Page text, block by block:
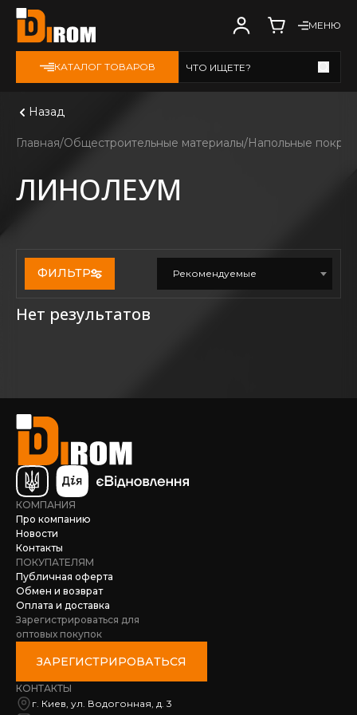
МЕНЮ
КАТАЛОГ ТОВАРОВ ЧТО ИЩЕТЕ?
Назад
Главная Общестроительные материалы Напольные
ЛИНОЛЕУМ
ФИЛЬТР Рекомендуемые
Нет результатов
КОМПАНИЯ
Про компанию
Новости
Контакты
ПОКУПАТЕЛЯМ
Публичная оферта
Обмен и возврат
Оплата и доставка
Зарегистрироваться для
оптовых покупок
ЗАРЕГИСТРИРОВАТЬСЯ
КОНТАКТЫ
г. Киев, ул. Водогонная, д. 3